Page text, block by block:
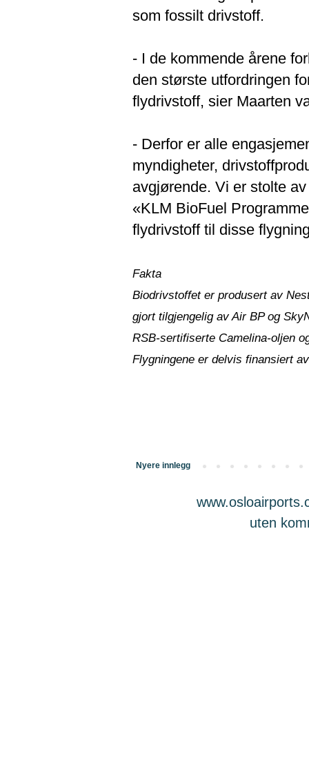
som fossilt drivstoff.
- I de kommende årene
den største utfordringen
flydrivstoff, sier Maarten
- Derfor er alle
myndigheter,
avgjørende. Vi er stolte
«KLM BioFuel
flydrivstoff til disse
Fakta
Biodrivstoffet er produsert av
gjort tilgjengelig av Air BP og
RSB-sertifiserte Camelina-oljen
Flygningene er delvis finansiert
Nyere innlegg
uten